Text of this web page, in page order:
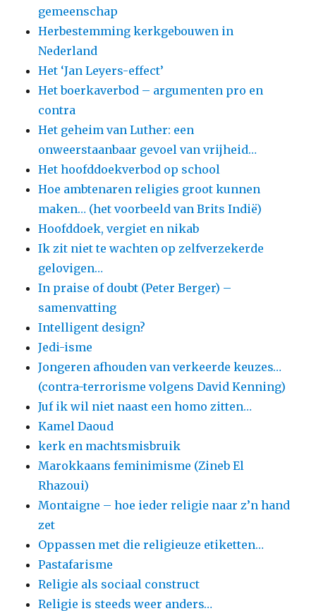
gemeenschap
Herbestemming kerkgebouwen in
Nederland
Het ‘Jan Leyers-effect’
Het boerkaverbod – argumenten pro en
contra
Het geheim van Luther: een
onweerstaanbaar gevoel van vrijheid…
Het hoofddoekverbod op school
Hoe ambtenaren religies groot kunnen
maken… (het voorbeeld van Brits Indië)
Hoofddoek, vergiet en nikab
Ik zit niet te wachten op zelfverzekerde
gelovigen…
In praise of doubt (Peter Berger) –
samenvatting
Intelligent design?
Jedi-isme
Jongeren afhouden van verkeerde keuzes…
(contra-terrorisme volgens David Kenning)
Juf ik wil niet naast een homo zitten…
Kamel Daoud
kerk en machtsmisbruik
Marokkaans feminimisme (Zineb El
Rhazoui)
Montaigne – hoe ieder religie naar z’n hand
zet
Oppassen met die religieuze etiketten…
Pastafarisme
Religie als sociaal construct
Religie is steeds weer anders…